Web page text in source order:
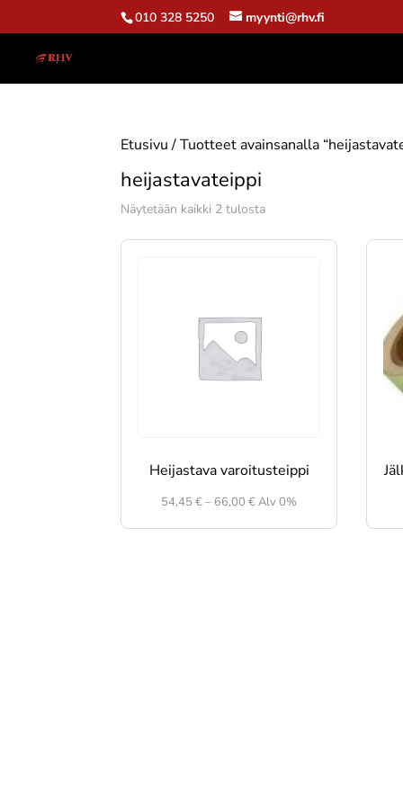
010 328 5250 myynti@rhv.fi
Etusivu/ Tuotteet avainsanalla
heijastavateippi
Näytetään kaikki 2 tulostaSuosituimmat
Heijastava varoitusteippi
54,45€– 66,00€Hintaluokka:
Alv 0%